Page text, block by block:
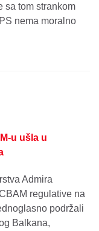
sa tom strankom
nema moralno
u ušla u
Admira
regulative na
podržali
Balkana,